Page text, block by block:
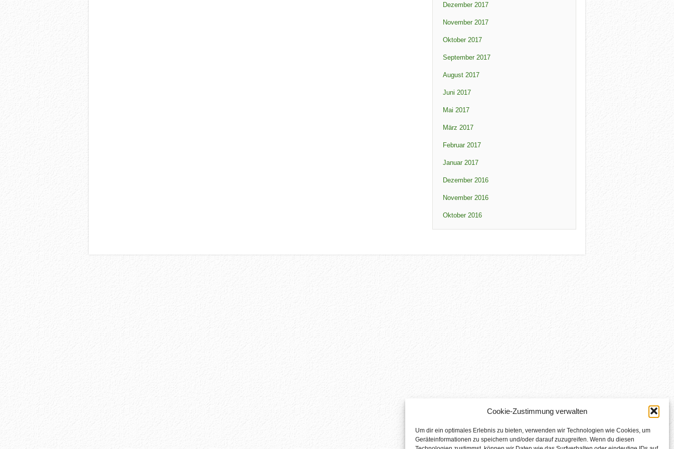
Cookie-Zustimmung verwalten
Um dir ein optimales Erlebnis zu bieten, verwenden wir Technologien wie Cookies, um
Geräteinformationen zu speichern und/oder darauf zuzugreifen. Wenn du diesen
Dezember 2017
November 2017
Oktober 2017
September 2017
August 2017
Juni 2017
Mai 2017
März 2017
Februar 2017
Januar 2017
Dezember 2016
November 2016
Oktober 2016